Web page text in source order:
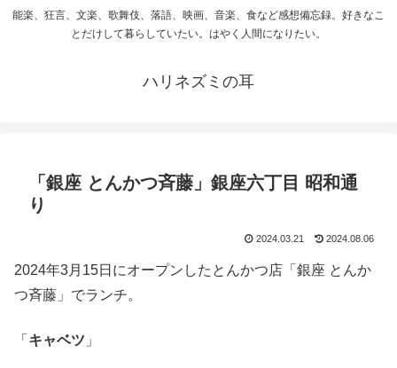
能楽、狂言、文楽、歌舞伎、落語、映画、音楽、食など感想備忘録。好きなこ
とだけして暮らしていたい。はやく人間になりたい。
ハリネズミの耳
「銀座 とんかつ斉藤」銀座六丁目 昭和通
り
2024.03.21 2024.08.06
2024年3月15日にオープンしたとんかつ店「銀座 とんか
つ斉藤」でランチ。
「 キャベツ 」